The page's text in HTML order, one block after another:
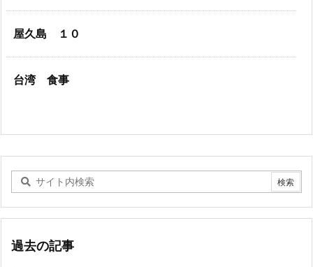
屋久島 １０
台湾 食事
過去の記事